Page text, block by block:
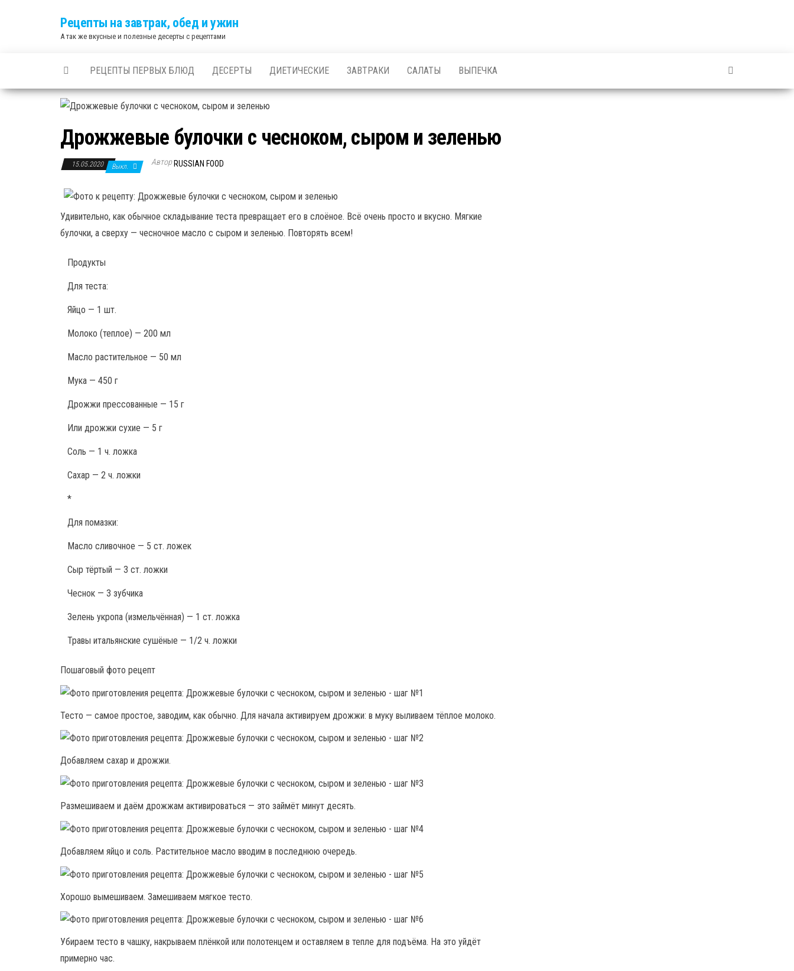
Рецепты на завтрак, обед и ужин
А так же вкусные и полезные десерты с рецептами
РЕЦЕПТЫ ПЕРВЫХ БЛЮД ДЕСЕРТЫ ДИЕТИЧЕСКИЕ ЗАВТРАКИ САЛАТЫ ВЫПЕЧКА
Дрожжевые булочки с чесноком, сыром и зеленью
15.05.2020 Выкл. Автор RUSSIAN FOOD
Удивительно, как обычное складывание теста превращает его в слоёное. Всё очень просто и вкусно. Мягкие
булочки, а сверху — чесночное масло с сыром и зеленью. Повторять всем!
Продукты
Для теста:
Яйцо — 1 шт.
Молоко (теплое) — 200 мл
Масло растительное — 50 мл
Мука — 450 г
Дрожжи прессованные — 15 г
Или дрожжи сухие — 5 г
Соль — 1 ч. ложка
Сахар — 2 ч. ложки
*
Для помазки:
Масло сливочное — 5 ст. ложек
Сыр тёртый — 3 ст. ложки
Чеснок — 3 зубчика
Зелень укропа (измельчённая) — 1 ст. ложка
Травы итальянские сушёные — 1/2 ч. ложки
Пошаговый фото рецепт
Тесто — самое простое, заводим, как обычно. Для начала активируем дрожжи: в муку выливаем тёплое молоко.
Добавляем сахар и дрожжи.
Размешиваем и даём дрожжам активироваться — это займёт минут десять.
Добавляем яйцо и соль. Растительное масло вводим в последнюю очередь.
Хорошо вымешиваем. Замешиваем мягкое тесто.
Убираем тесто в чашку, накрываем плёнкой или полотенцем и оставляем в тепле для подъёма. На это уйдёт
примерно час.